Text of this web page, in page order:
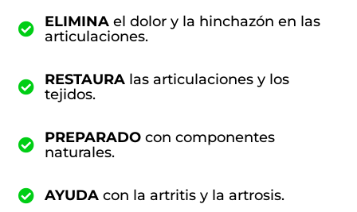
ELIMINA el dolor y la hinchazón en las
articulaciones.
RESTAURA las articulaciones y los
tejidos.
PREPARADO con componentes
naturales.
AYUDA con la artritis y la artrosis.